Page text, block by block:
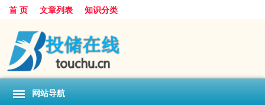
首 页 文章列表 知识分类
网站导航